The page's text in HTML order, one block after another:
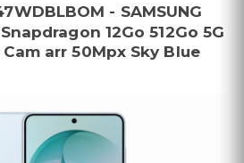
- SAMSUNG
12Go 512Go 5G
Cam arr 50Mpx Sky Blue